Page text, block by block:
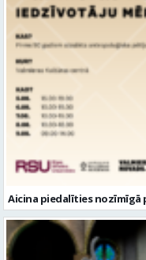
Aicina piedalīties nozīmīgā